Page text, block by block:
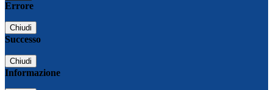
Errore
Chiudi
Successo
Chiudi
Informazione